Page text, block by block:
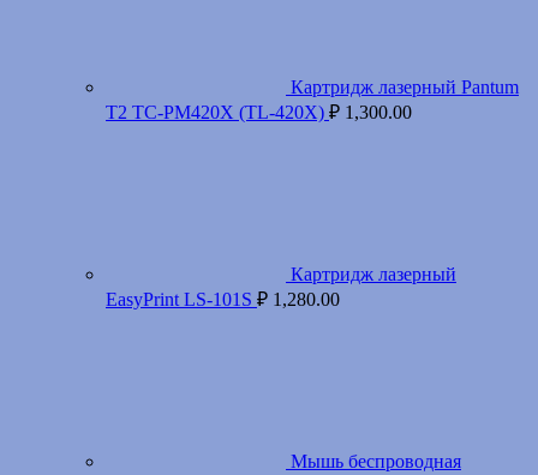
Картридж лазерный Pantum
T2 TC-PM420X (TL-420X) ₽ 1,300.00
Картридж лазерный
EasyPrint LS-101S ₽ 1,280.00
Мышь беспроводная